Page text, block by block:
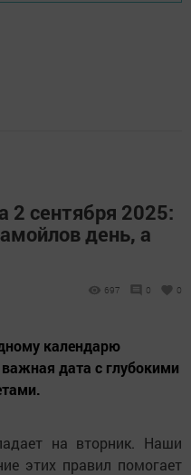
сентября 2025:
день, а
697 0 0
календарю
дата с глубокими
на вторник. Наши
этих правил помогает